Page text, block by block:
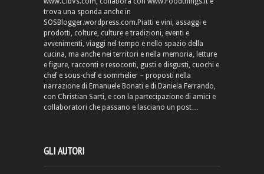
trova una sponda anche in
SOSBlogger.wordpress.com.Piatti e vini, assaggi e
prodotti, colture, culture e tradizioni, eventi e
avvenimenti, viaggi nel tempo e nello spazio della
cucina, ma anche nei territori e nella memoria, letture
e figure, racconti e resoconti, gusti e disgusti, cuochi e
chef e sous-chef e sommelier – proposti nella
narrazione di Emanuele Bonati e di Daniela Ferrando,
con Christian Sarti, e con la partecipazione di amici e
collaboratori che passano e lasciano un post…
GLI AUTORI